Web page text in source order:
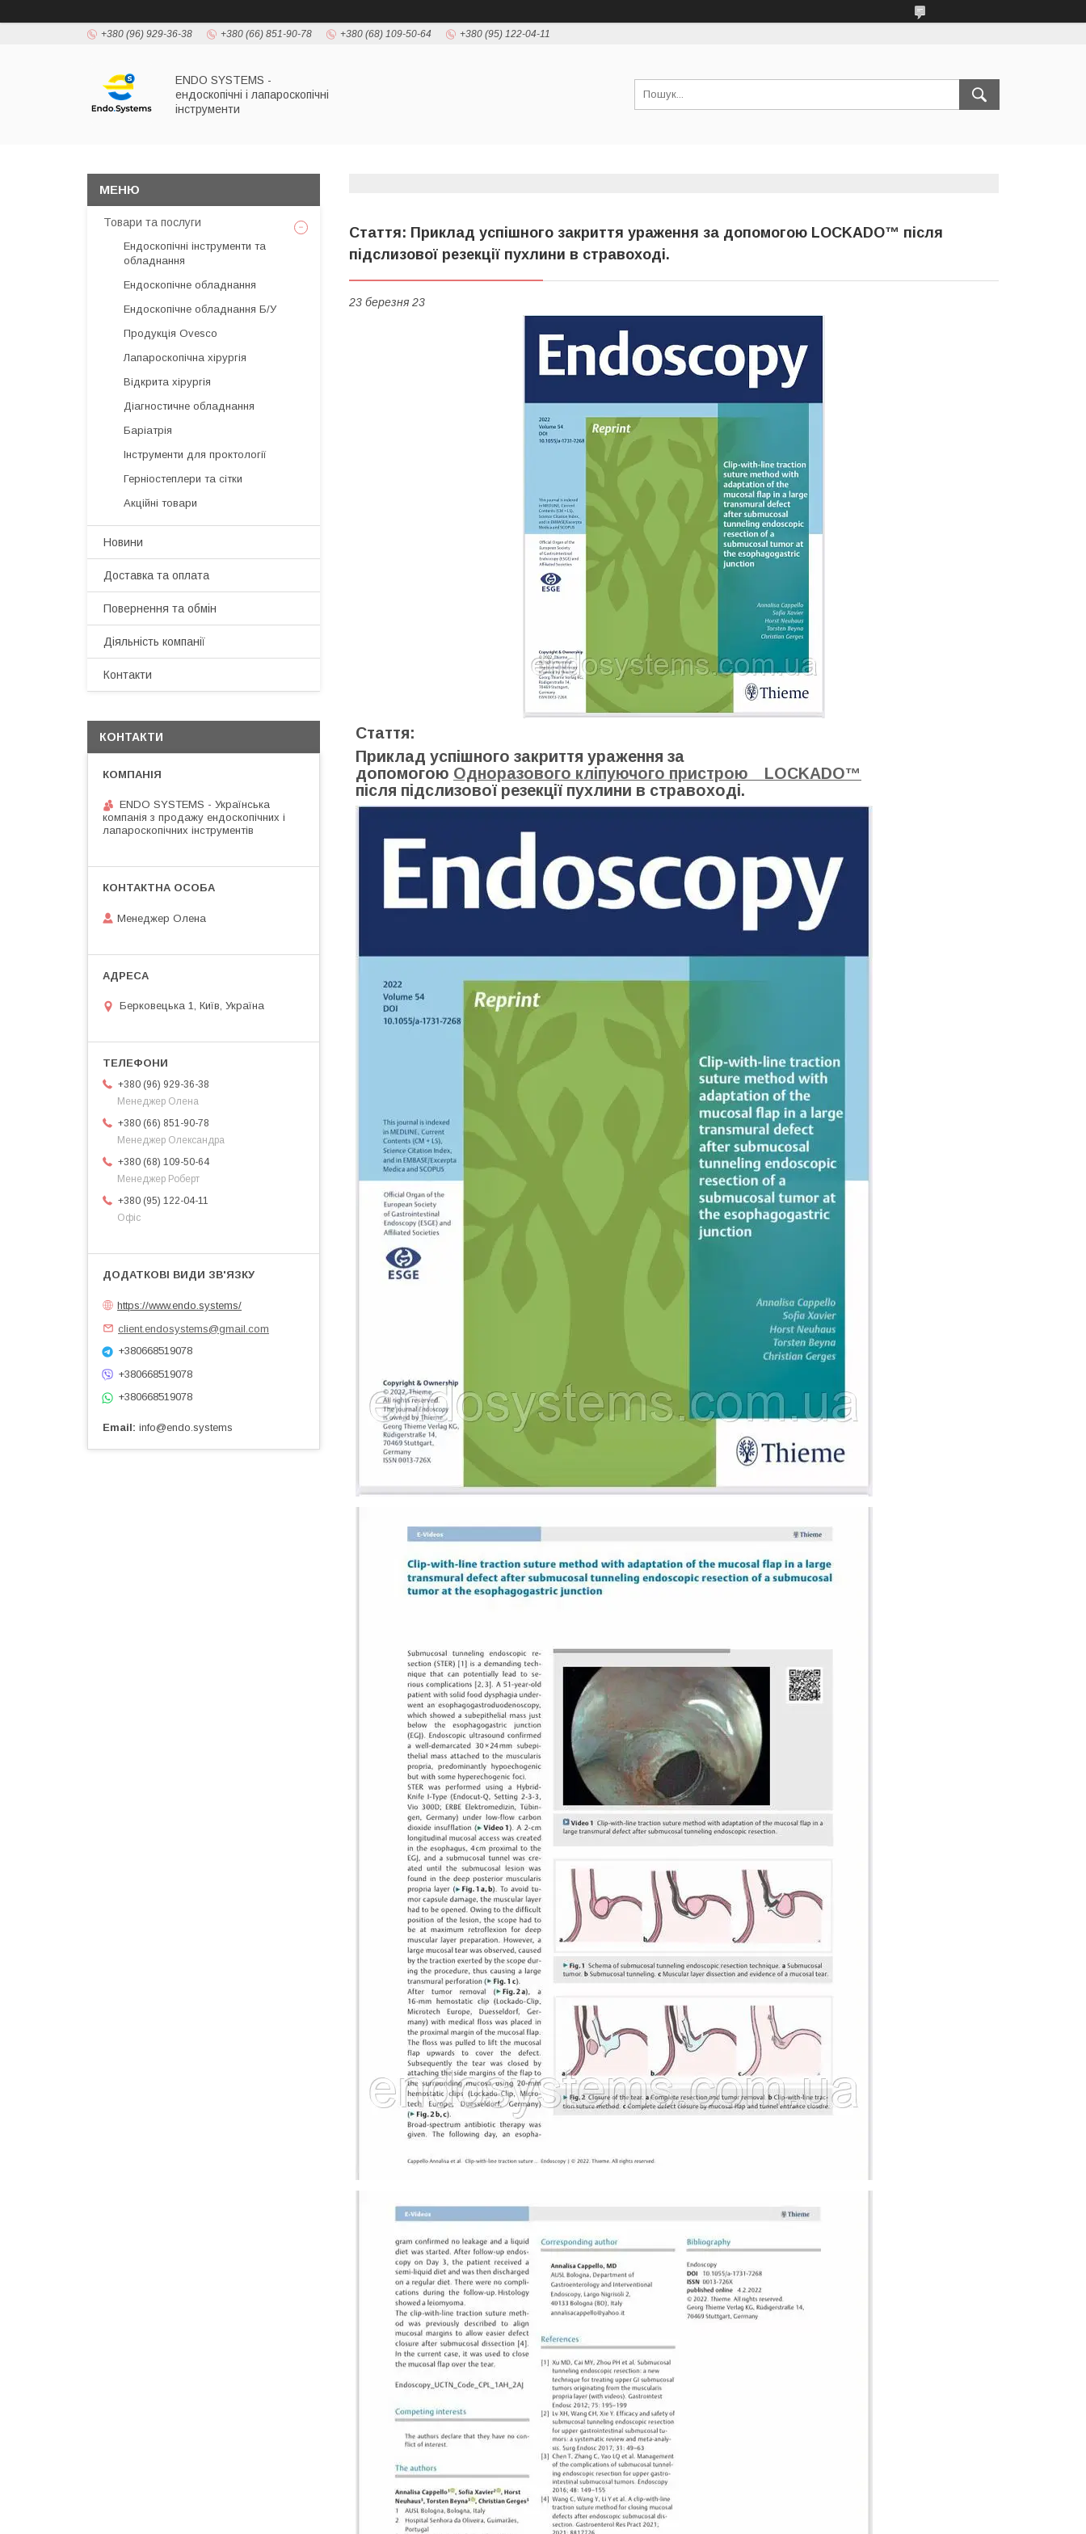
+380 (96) 929-36-38 +380 (66) 851-90-78 +380 (68) 109-50-64 +380 (95) 122-04-11
ENDO SYSTEMS -
ендоскопічні і лапароскопічні
інструменти
Стаття: Приклад успішного закриття ураження за допомогою LOCKADO™ після
підслизової резекції пухлини в стравоході.
23 березня 23
Стаття:
Приклад успішного закриття ураження за
допомогою Одноразового кліпуючого пристрою LOCKADO™
після підслизової резекції пухлини в стравоході.
Товари та послуги
Ендоскопічні інструменти та
обладнання
Ендоскопічне обладнання
Ендоскопічне обладнання Б/У
Продукція Ovesco
Лапароскопічна хірургія
Відкрита хірургія
Діагностичне обладнання
Баріатрія
Інструменти для проктології
Герніостеплери та сітки
Акційні товари
Новини
Доставка та оплата
Повернення та обмін
Діяльність компанії
Контакти
КОНТАКТИ
ENDO SYSTEMS - Українська
компанія з продажу ендоскопічних і
лапароскопічних інструментів
Менеджер Олена
Берковецька 1, Київ, Україна
+380 (96) 929-36-38
Менеджер Олена
+380 (66) 851-90-78
Менеджер Олександра
+380 (68) 109-50-64
Менеджер Роберт
+380 (95) 122-04-11
Офіс
https://www.endo.systems/
client.endosystems@gmail.com
+380668519078
+380668519078
+380668519078
Email info@endo.systems